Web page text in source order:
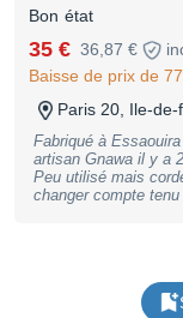
Bon état
35 € 36,87 €
Baisse de prix de
Paris 20, Ile-de-
Fabriqué à
artisan Gnawa il y a
Peu utilisé mais
changer compte tenu